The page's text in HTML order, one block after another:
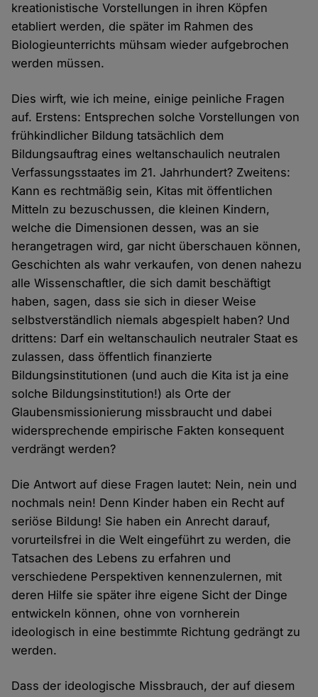
kreationistische Vorstellungen in ihren Köpfen
etabliert werden, die später im Rahmen des
Biologieunterrichts mühsam wieder aufgebrochen
werden müssen.
Dies wirft, wie ich meine, einige peinliche Fragen
auf. Erstens: Entsprechen solche Vorstellungen von
frühkindlicher Bildung tatsächlich dem
Bildungsauftrag eines weltanschaulich neutralen
Verfassungsstaates im 21. Jahrhundert? Zweitens:
Kann es rechtmäßig sein, Kitas mit öffentlichen
Mitteln zu bezuschussen, die kleinen Kindern,
welche die Dimensionen dessen, was an sie
herangetragen wird, gar nicht überschauen können,
Geschichten als wahr verkaufen, von denen nahezu
alle Wissenschaftler, die sich damit beschäftigt
haben, sagen, dass sie sich in dieser Weise
selbstverständlich niemals abgespielt haben? Und
drittens: Darf ein weltanschaulich neutraler Staat es
zulassen, dass öffentlich finanzierte
Bildungsinstitutionen (und auch die Kita ist ja eine
solche Bildungsinstitution!) als Orte der
Glaubensmissionierung missbraucht und dabei
widersprechende empirische Fakten konsequent
verdrängt werden?
Die Antwort auf diese Fragen lautet: Nein, nein und
nochmals nein! Denn Kinder haben ein Recht auf
seriöse Bildung! Sie haben ein Anrecht darauf,
vorurteilsfrei in die Welt eingeführt zu werden, die
Tatsachen des Lebens zu erfahren und
verschiedene Perspektiven kennenzulernen, mit
deren Hilfe sie später ihre eigene Sicht der Dinge
entwickeln können, ohne von vornherein
ideologisch in eine bestimmte Richtung gedrängt zu
werden.
Dass der ideologische Missbrauch, der auf diesem